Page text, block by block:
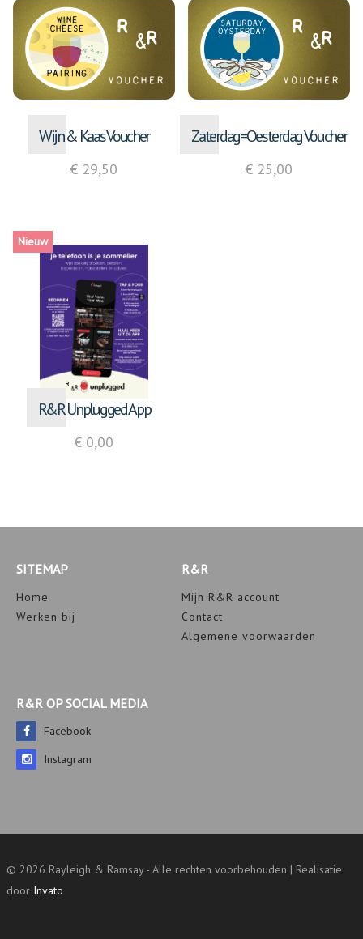
Wijn & Kaas Voucher
€ 29,50
Zaterdag=Oesterdag Voucher
€ 25,00
Nieuw
R&R Unplugged App
€ 0,00
SITEMAP
Home
Werken bij
R&R
Mijn R&R account
Contact
Algemene voorwaarden
R&R OP SOCIAL MEDIA
Facebook
Instagram
© 2026 Rayleigh & Ramsay - Alle rechten voorbehouden | Realisatie
door Invato